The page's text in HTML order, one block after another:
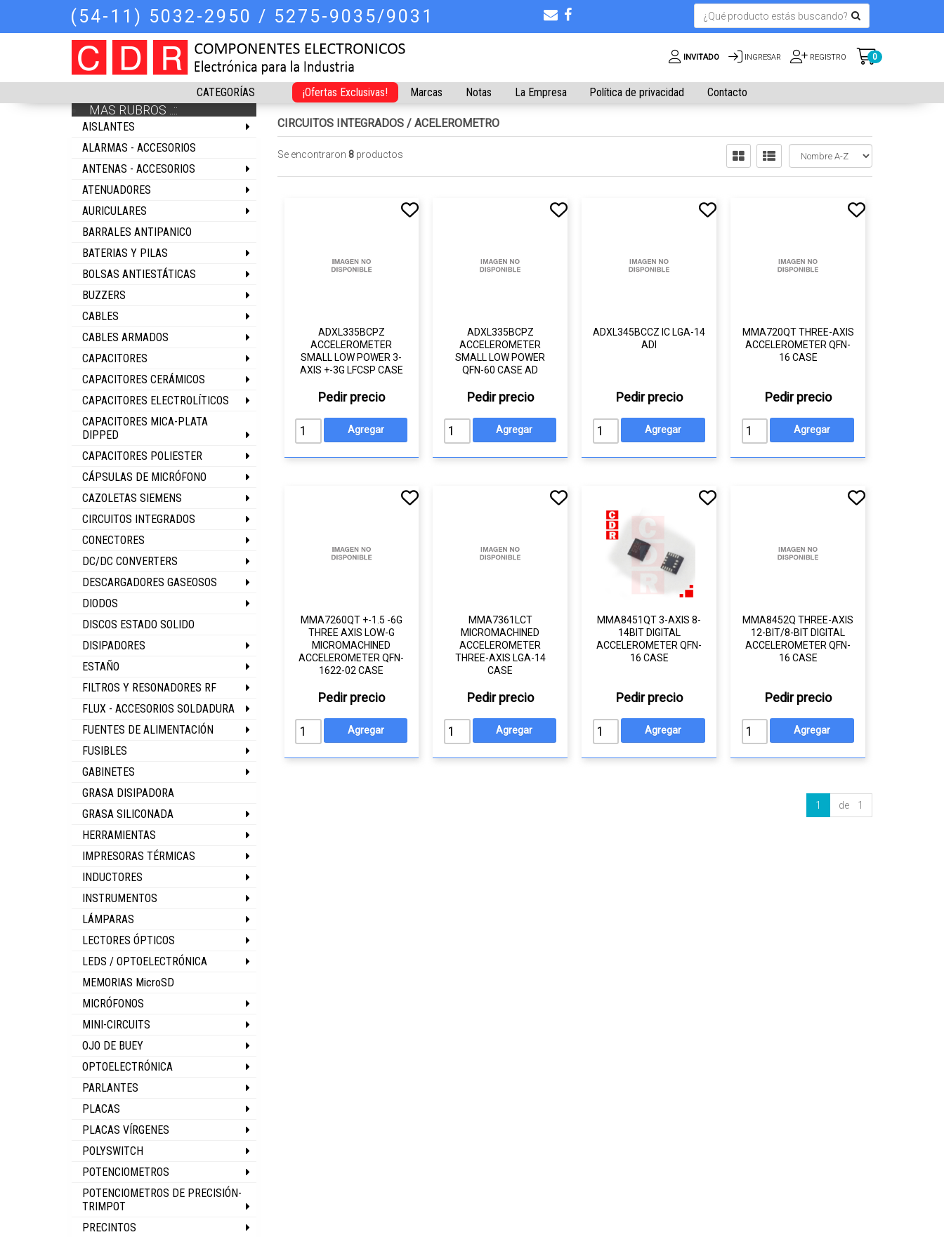
(54-11) 5032-2950 / 5275-9035/9031
INVITADO INGRESAR REGISTRO 0
CATEGORÍAS ¡Ofertas Exclusivas! Marcas Notas La Empresa Política de privacidad Contacto
MAS RUBROS ..::
AISLANTES
ALARMAS - ACCESORIOS
ANTENAS - ACCESORIOS
ATENUADORES
AURICULARES
BARRALES ANTIPANICO
BATERIAS Y PILAS
BOLSAS ANTIESTÁTICAS
BUZZERS
CABLES
CABLES ARMADOS
CAPACITORES
CAPACITORES CERÁMICOS
CAPACITORES ELECTROLÍTICOS
CAPACITORES MICA-PLATA
DIPPED
CAPACITORES POLIESTER
CÁPSULAS DE MICRÓFONO
CAZOLETAS SIEMENS
CIRCUITOS INTEGRADOS
CONECTORES
DC/DC CONVERTERS
DESCARGADORES GASEOSOS
DIODOS
DISCOS ESTADO SOLIDO
DISIPADORES
ESTAÑO
FILTROS Y RESONADORES RF
FLUX - ACCESORIOS SOLDADURA
FUENTES DE ALIMENTACIÓN
FUSIBLES
GABINETES
GRASA DISIPADORA
GRASA SILICONADA
HERRAMIENTAS
IMPRESORAS TÉRMICAS
INDUCTORES
INSTRUMENTOS
LÁMPARAS
LECTORES ÓPTICOS
LEDS / OPTOELECTRÓNICA
MEMORIAS MicroSD
MICRÓFONOS
MINI-CIRCUITS
OJO DE BUEY
OPTOELECTRÓNICA
PARLANTES
PLACAS
PLACAS VÍRGENES
POLYSWITCH
POTENCIOMETROS
POTENCIOMETROS DE PRECISIÓN-
TRIMPOT
PRECINTOS
CIRCUITOS INTEGRADOS/ ACELEROMETRO
Se encontraron 8 productos
ADXL335BCPZ
ACCELEROMETER
SMALL LOW POWER 3-
AXIS +-3G LFCSP CASE
Pedir precio
ADXL335BCPZ
ACCELEROMETER
SMALL LOW POWER
QFN-60 CASE AD
Pedir precio
ADXL345BCCZ IC LGA-14
ADI
Pedir precio
MMA720QT THREE-AXIS
ACCELEROMETER QFN-
16 CASE
Pedir precio
MMA7260QT +-1.5 -6G
THREE AXIS LOW-G
MICROMACHINED
ACCELEROMETER QFN-
1622-02 CASE
Pedir precio
MMA7361LCT
MICROMACHINED
ACCELEROMETER
THREE-AXIS LGA-14
CASE
Pedir precio
MMA8451QT 3-AXIS 8-
14BIT DIGITAL
ACCELEROMETER QFN-
16 CASE
Pedir precio
MMA8452Q THREE-AXIS
12-BIT/8-BIT DIGITAL
ACCELEROMETER QFN-
16 CASE
Pedir precio
1 de 1